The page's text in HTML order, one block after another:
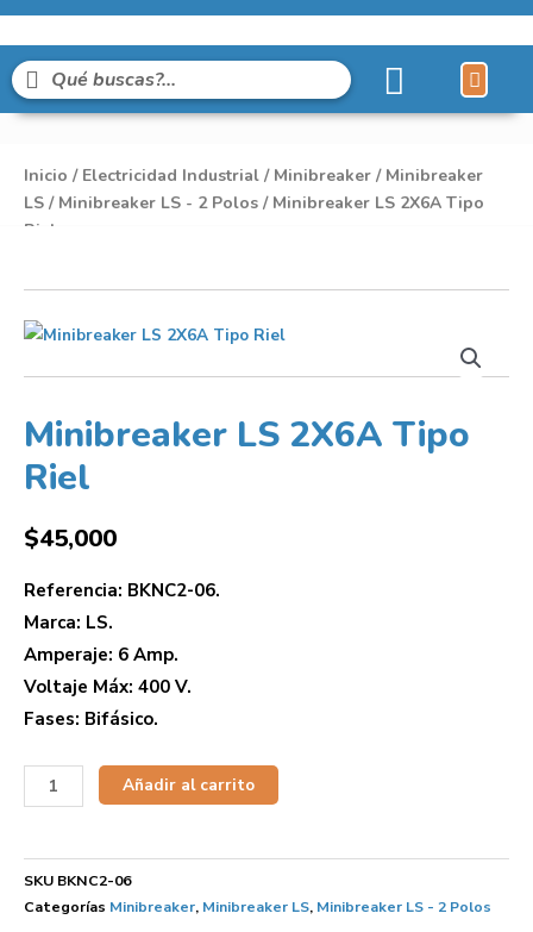
Inicio / Electricidad Industrial / Minibreaker / Minibreaker
LS / Minibreaker LS - 2 Polos / Minibreaker LS 2X6A Tipo
Riel
Minibreaker LS 2X6A Tipo
Riel
$45,000
Referencia: BKNC2-06.
Marca: LS.
Amperaje: 6 Amp.
Voltaje Máx: 400 V.
Fases: Bifásico.
Añadir al carrito
SKU BKNC2-06
Categorías Minibreaker, Minibreaker LS, Minibreaker LS - 2 Polos